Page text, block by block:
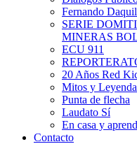
Fernando
SERIE
MINERAS
ECU 911
20 Años Red
Mitos y
Punta de flecha
Laudato Sí
En casa y
Contacto